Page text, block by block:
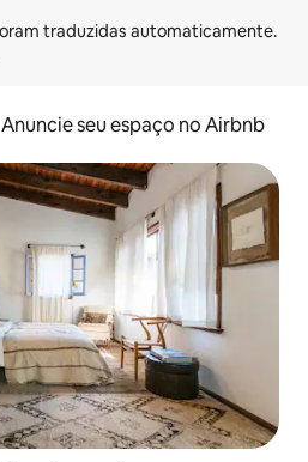
Anuncie seu espaço no Airbnb